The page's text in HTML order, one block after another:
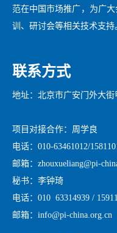
范在中国市场推广，为广
训、研讨会等相关技术支持
联系方式
地址：北京市广安门外大街
项目对接合作：周学良
电话：010-63461012/
邮箱：zhouxueliang@pi-
秘书：李钟琦
电话：010 63314939 /
邮箱：info@pi-china.org.cn